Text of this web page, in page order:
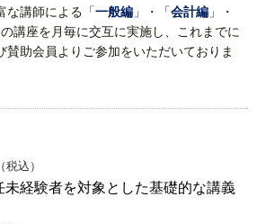
な講師による 「 一般編 」 ・ 「 会計編 」
・
講座を月毎に交互に実施し、これまでに
賛助会員よりご参加をいただいておりま
（税込）
未経験者を対象とした基礎的な講義